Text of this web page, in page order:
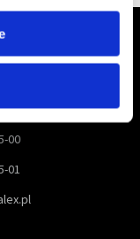
00
01